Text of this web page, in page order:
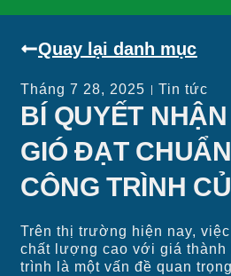
Quay lại danh mục
Tháng 7 28, 2025 Tin tức
BÍ QUYẾT
GIÓ ĐẠT
CÔNG TRÌNH
Trên thị trường hiện nay,
chất lượng cao với giá thành
trình là một vấn đề quan